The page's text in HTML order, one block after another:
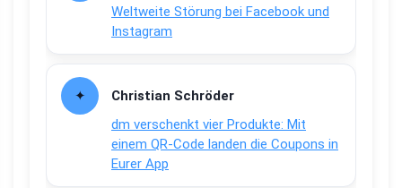
Weltweite Störung bei Facebook und
Instagram
Christian Schröder
dm verschenkt vier Produkte: Mit
einem QR-Code landen die Coupons in
Eurer App